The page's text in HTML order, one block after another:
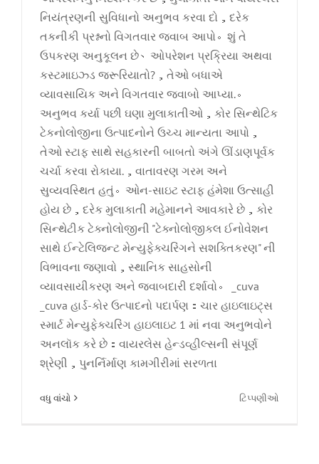
નિયંત્રણની સુવિધાનો અનુભવ કરવા દો，દરેક
તકનીકી પ્રશ્નનો વિગતવાર જવાબ આપો。શું તે
ઉપકરણ અનુકૂલન છે、ઓપરેશન પ્રક્રિયા અથવા
કસ્ટમાઇઝ્ડ જરૂરિયાતો?，તેઓ બધાએ
વ્યાવસાયિક અને વિગતવાર જવાબો આપ્યા.。
અનુભવ કર્યા પછી ઘણા મુલાકાતીઓ，કોર સિન્થેટિક
ટેકનોલોજીના ઉત્પાદનોને ઉચ્ચ માન્યતા આપો，
તેઓ સ્ટાફ સાથે સહકારની બાબતો અંગે ઊંડાણપૂર્વક
ચર્ચા કરવા રોકાયા.，વાતાવરણ ગરમ અને
સુવ્યવસ્થિત હતું。ઓન-સાઇટ સ્ટાફ હંમેશા ઉત્સાહી
હોય છે，દરેક મુલાકાતી મહેમાનને આવકારે છે，કોર
સિન્થેટીક ટેક્નોલોજીની "ટેક્નોલોજીકલ ઈનોવેશન
સાથે ઈન્ટેલિજન્ટ મેન્યુફેક્ચરિંગને સશક્તિકરણ" ની
વિભાવના જણાવો，સ્થાનિક સાહસોની
વ્યાવસાયીકરણ અને જવાબદારી દર્શાવો。 _cuva
_cuva હાર્ડ-કોર ઉત્પાદનો પદાર્પણ：ચાર હાઇલાઇટ્સ
સ્માર્ટ મેન્યુફેક્ચરિંગ હાઇલાઇટ 1 માં નવા અનુભવોને
અનલૉક કરે છે：વાયરલેસ હેન્ડવ્હીલ્સની સંપૂર્ણ
શ્રેણી，પુનર્નિર્માણ કામગીરીમાં સરળતા
વધુ વાંચો ટિપ્પણીઓ